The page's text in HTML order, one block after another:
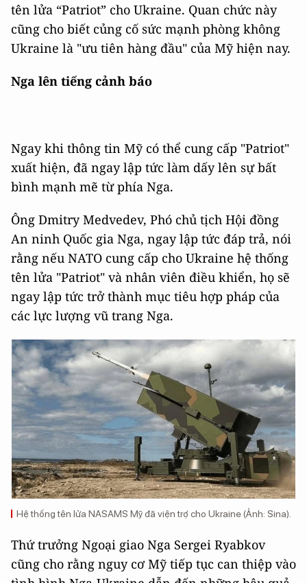
tên lửa “Patriot” cho Ukraine. Quan chức này
cũng cho biết củng cố sức mạnh phòng không
Ukraine là "ưu tiên hàng đầu" của Mỹ hiện nay.
Nga lên tiếng cảnh báo
Ngay khi thông tin Mỹ có thể cung cấp "Patriot"
xuất hiện, đã ngay lập tức làm dấy lên sự bất
bình mạnh mẽ từ phía Nga.
Ông Dmitry Medvedev, Phó chủ tịch Hội đồng
An ninh Quốc gia Nga, ngay lập tức đáp trả, nói
rằng nếu NATO cung cấp cho Ukraine hệ thống
tên lửa "Patriot" và nhân viên điều khiển, họ sẽ
ngay lập tức trở thành mục tiêu hợp pháp của
các lực lượng vũ trang Nga.
Hệ thống tên lửa NASAMS Mỹ đã viện trợ cho Ukraine (Ảnh: Sina).
Thứ trưởng Ngoại giao Nga Sergei Ryabkov
cũng cho rằng nguy cơ Mỹ tiếp tục can thiệp vào